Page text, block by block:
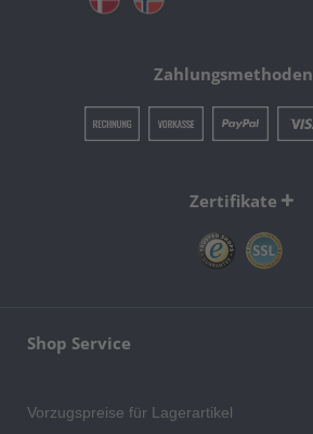
Zahlungsmethoden
Zertifikate
Shop Service
Vorzugspreise für Lagerartikel